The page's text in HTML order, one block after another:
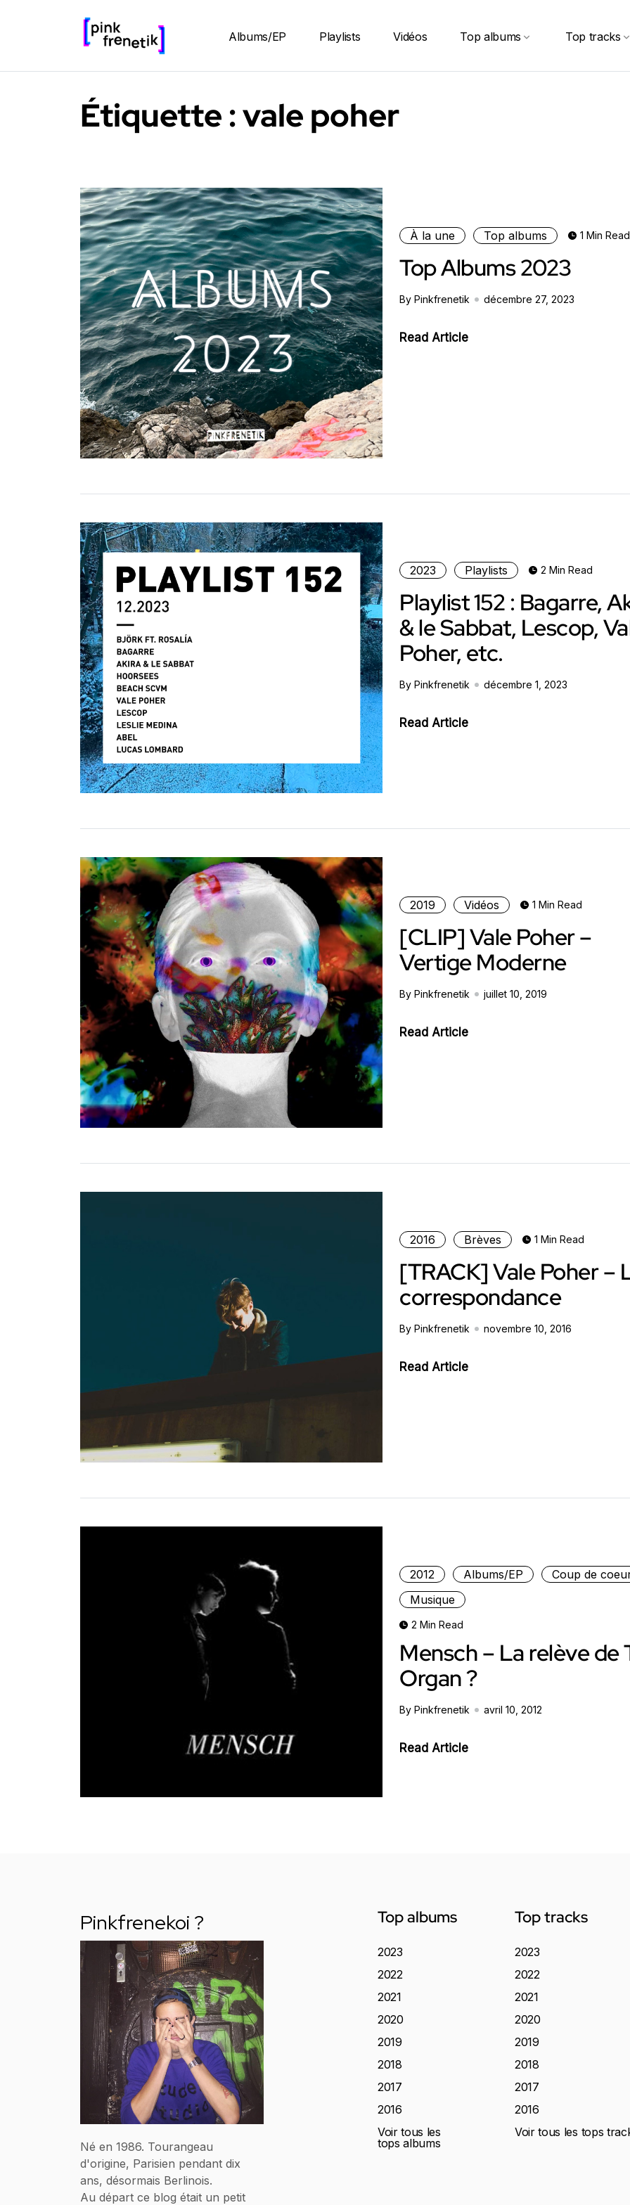
Albums/EP Playlists Vidéos Top albums Top tracks
Étiquette :vale poher
À la une Top albums 1 Min Read
Top Albums 2023
By Pinkfrenetik décembre 27, 2023
Read Article
2023 Playlists 2 Min Read
Playlist 152 : Bagarre,
& le Sabbat, Lescop,
Poher, etc.
By Pinkfrenetik décembre 1, 2023
Read Article
2019 Vidéos 1 Min Read
[CLIP] Vale Poher –
Vertige Moderne
By Pinkfrenetik juillet 10, 2019
Read Article
2016 Brèves 1 Min Read
[TRACK] Vale Poher –
correspondance
By Pinkfrenetik novembre 10, 2016
Read Article
2012 Albums/EP
Coup de
Musique
2 Min Read
Mensch – La relève de
Organ ?
By Pinkfrenetik avril 10, 2012
Read Article
Pinkfrenekoi ?
Né en 1986. Tourangeau
d'origine, Parisien pendant dix
ans, désormais Berlinois.
Au départ ce blog était un petit
Top albums
2023
2022
2021
2020
2019
2018
2017
2016
Voir tous les
tops albums
Top tracks
2023
2022
2021
2020
2019
2018
2017
2016
Voir tous les tops